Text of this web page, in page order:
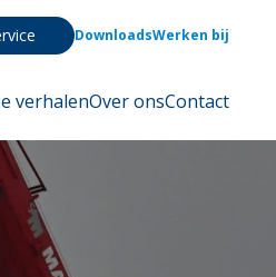
DownloadsWerken bij
verhalenOver onsContact